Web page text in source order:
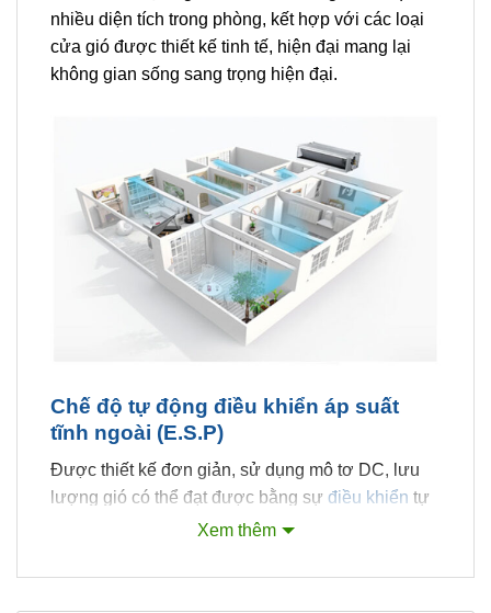
nhiều diện tích trong phòng, kết hợp với các loại
cửa gió được thiết kế tinh tế, hiện đại mang lại
không gian sống sang trọng hiện đại.
Chế độ tự động điều khiển áp suất
tĩnh ngoài (E.S.P)
Được thiết kế đơn giản, sử dụng mô tơ DC, lưu
lượng gió có thể đạt được bằng sự điều khiển tự
động. Dàn lạnh có thể nhận biết áp suất tĩnh bên
Xem thêm